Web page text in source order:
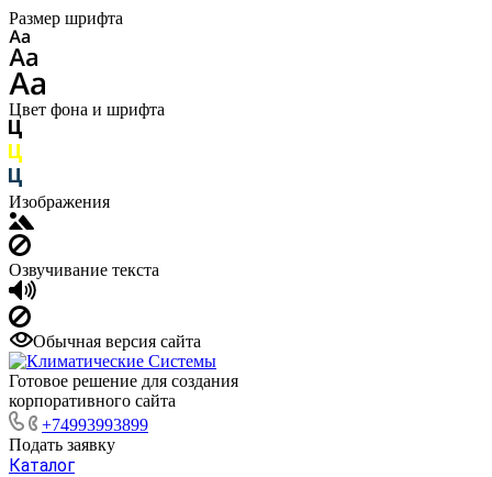
Размер шрифта
Цвет фона и шрифта
Изображения
Озвучивание текста
Обычная версия сайта
Готовое решение для создания
корпоративного сайта
+74993993899
Подать заявку
Каталог